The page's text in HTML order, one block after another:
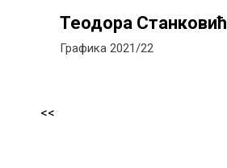
Теодора Станковић
Графика 2021/22
<<